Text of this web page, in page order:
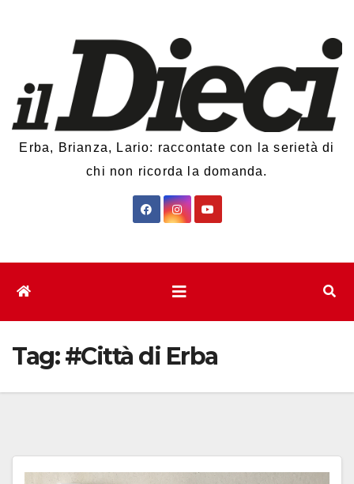
Erba, Brianza, Lario: raccontate con la serietà di
chi non ricorda la domanda.
Tag:#Città di Erba